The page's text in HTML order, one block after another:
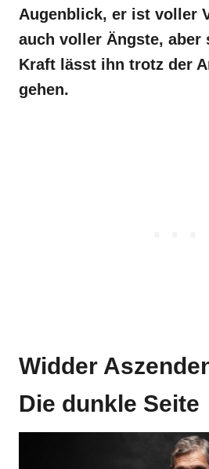
Augenblick, er ist voller
auch voller Ängste, aber
Kraft lässt ihn trotz der
gehen.
Widder
Die dunkle Seite